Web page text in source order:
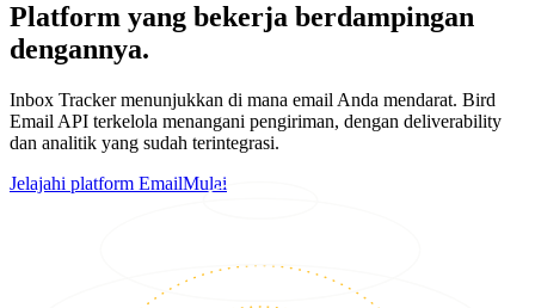
Platform yang bekerja berdampingan
dengannya.
Inbox Tracker menunjukkan di mana email Anda mendarat. Bird
Email API terkelola menangani pengiriman, dengan deliverability
dan analitik yang sudah terintegrasi.
Jelajahi platform EmailMulai